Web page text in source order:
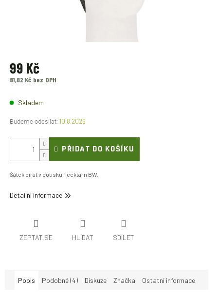
99 Kč
81,82 Kč bez DPH
cena:Skladem
10.8.2026
PŘIDAT DO KOŠÍKU
Šátek pirát v potisku flecktarn BW.
Detailní informace
ZEPTAT SE HLÍDAT SDÍLET
Popis Podobné (4) Diskuze Značka Ostatní informace